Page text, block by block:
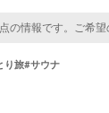
り旅#サウナ